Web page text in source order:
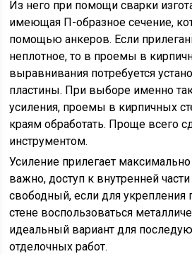
Из него при помощи сварки
имеющая П-образное сечение,
помощью анкеров. Если
неплотное, то в проемы в
выравнивания потребуется
пластины. При выборе именно
усиления, проемы в кирпичных
краям обработать. Проще всего
инструментом.
Усиление прилегает максимально
важно, доступ к внутренней
свободный, если для
стене воспользоваться
идеальный вариант для
отделочных работ.